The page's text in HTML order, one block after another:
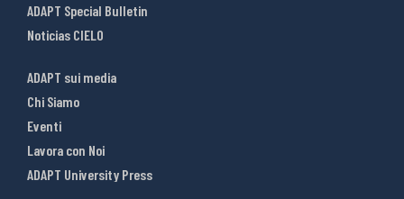
ADAPT Special Bulletin
Noticias CIELO
ADAPT sui media
Chi Siamo
Eventi
Lavora con Noi
ADAPT University Press